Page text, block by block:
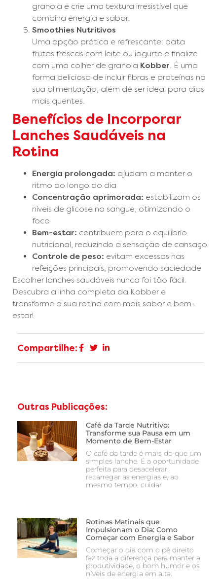
granola e crie uma textura irresistível que
combina energia e sabor.
Smoothies Nutritivos
Uma opção prática e refrescante: bata
frutas frescas com leite ou iogurte e finalize
com uma colher de granola Kobber. É uma
forma deliciosa de incluir fibras e proteínas na
sua alimentação, além de ser ideal para dias
mais quentes.
Benefícios de Incorporar
Lanches Saudáveis na
Rotina
Energia prolongada: ajudam a manter o
ritmo ao longo do dia
Concentração aprimorada: estabilizam os
níveis de glicose no sangue, otimizando o
foco
Bem-estar: contribuem para o equilíbrio
nutricional, reduzindo a sensação de cansaço
Controle de peso: evitam excessos nas
refeições principais, promovendo saciedade
Escolher lanches saudáveis nunca foi tão fácil.
Descubra a linha completa da Kobber e
transforme a sua rotina com mais sabor e bem-
estar!
Compartilhe:
Outras Publicações:
Café da Tarde Nutritivo:
Transforme sua Pausa em um
Momento de Bem-Estar
O café da tarde é mais do que um
simples lanche. É a oportunidade
perfeita para desacelerar,
recarregar as energias e, ao
mesmo tempo, cuidar
Rotinas Matinais que
Impulsionam o Dia: Como
Começar com Energia e Sabor
Começar o dia com o pé direito
faz toda a diferença para manter a
produtividade, o bom humor e os
níveis de energia em alta.